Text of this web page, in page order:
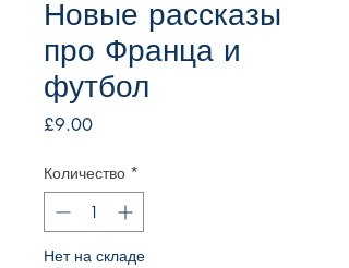
Новые рассказы
про Франца и
футбол
£9.00Цена
Количество *
Нет на складе